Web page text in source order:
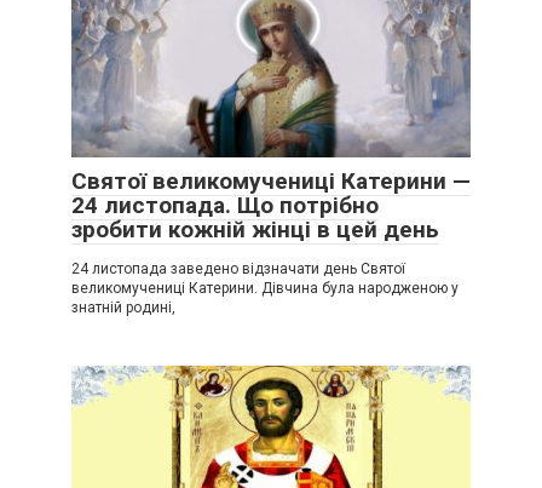
Святої великомучениці Катерини —
24 листопада. Що потрібно
зробити кожній жінці в цей день
24 листопада заведено відзначати день Святої
великомучениці Катерини. Дівчина була народженою у
знатній родині,